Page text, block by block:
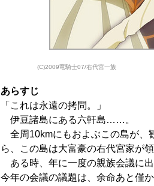
(C)2009竜騎士07/右代宮一族
あらすじ
「これは永遠の拷問。」
伊豆諸島にある六軒島……。
全周10kmにもおよぶこの島が、
ら、この島は大富豪の右代宮家が
ある時、年に一度の親族会議に
今年の会議の議題は、余命あと僅